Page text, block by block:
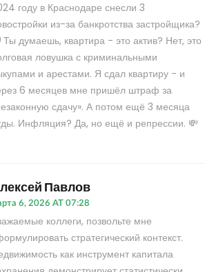
году в Краснодаре снесли 3
из-за банкротства застройщика?
Ты думаешь, квартира - это актив? Нет, это
ловушка с криминальными
и арестами. Я сдал квартиру - и
6 месяцев мне пришёл штраф за
сдачу». А потом ещё 3 месяца
Инфляция? Да, но ещё и репрессии. 💸
Павлов
6, 2026 AT 07:28
коллеги, позвольте мне
стратегический контекст.
как инструмент капитала